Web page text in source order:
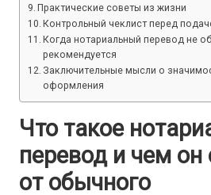
Практические советы из жизни
Контрольный чеклист перед
Когда нотариальный перевод не
рекомендуется
Заключительные мысли о
оформления
Что такое
перевод и чем он
от обычного